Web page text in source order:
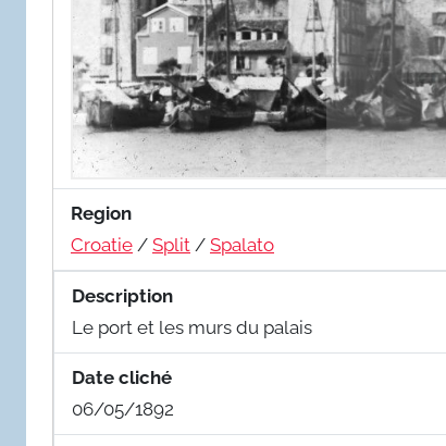
Region
Croatie / Split / Spalato
Description
Le port et les murs du palais
Date cliché
06/05/1892